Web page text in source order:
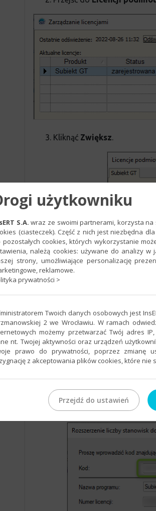
3. Kliknąć Zwiększ.
4. Program otworzy okno, w
zwiększający liczbę
użytkowniku
S.A. wraz ze swoimi partnerami, korzysta
(ciasteczek). Część z nich jest niezbędna
pozostałych cookies, których wykorzystanie
należą cookies: używane do analizy w
strony, umożliwiające personalizację
reklamowe.
prywatności >
Twoich danych osobowych jest
2 we Wrocławiu. W ramach
możemy przetwarzać Twój adres
nt. Twojej aktywności oraz urządzeń
prawo do prywatności, poprzez zmianę
z akceptowania plików cookies, które nie
Przejdź do ustawień